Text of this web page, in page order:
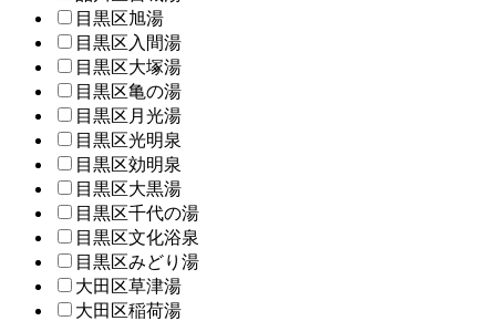
目黒区旭湯
目黒区入間湯
目黒区大塚湯
目黒区亀の湯
目黒区月光湯
目黒区光明泉
目黒区効明泉
目黒区大黒湯
目黒区千代の湯
目黒区文化浴泉
目黒区みどり湯
大田区草津湯
大田区稲荷湯